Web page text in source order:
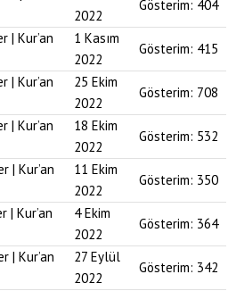
2022
Gösterim: 404
| Kur’an
1 Kasım
2022
Gösterim: 415
| Kur’an
25 Ekim
2022
Gösterim: 708
| Kur’an
18 Ekim
2022
Gösterim: 532
| Kur’an
11 Ekim
2022
Gösterim: 350
| Kur’an
4 Ekim
2022
Gösterim: 364
| Kur’an
27 Eylül
2022
Gösterim: 342